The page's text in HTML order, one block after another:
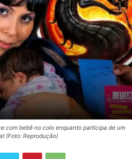
com bebê no colo enquanto participa de um
(Foto: Reprodução)